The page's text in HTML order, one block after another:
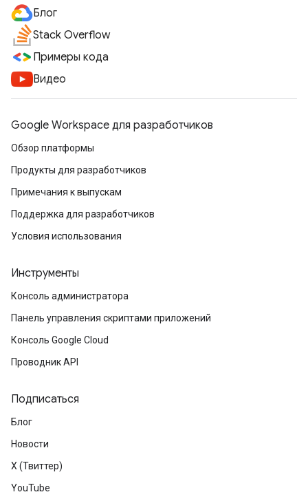
Блог
Stack Overflow
Примеры кода
Видео
Google Workspace для разработчиков
Обзор платформы
Продукты для разработчиков
Примечания к выпускам
Поддержка для разработчиков
Условия использования
Инструменты
Консоль администратора
Панель управления скриптами приложений
Консоль Google Cloud
Проводник API
Подписаться
Блог
Новости
X (Твиттер)
YouTube